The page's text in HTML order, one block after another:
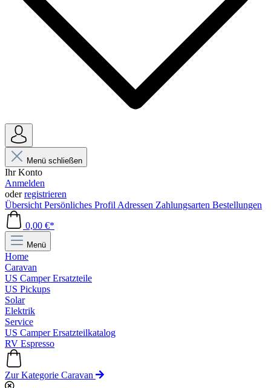
Menü schließen
Ihr Konto
Anmelden
oderregistrieren
Übersicht Persönliches Profil Adressen Zahlungsarten Bestellungen
0,00 €*
Menü
Home
Caravan
US Camper Ersatzteile
US Pickups
Solar
Elektrik
Service
US Camper Ersatzteilkatalog
RV Espresso
Zur Kategorie Caravan